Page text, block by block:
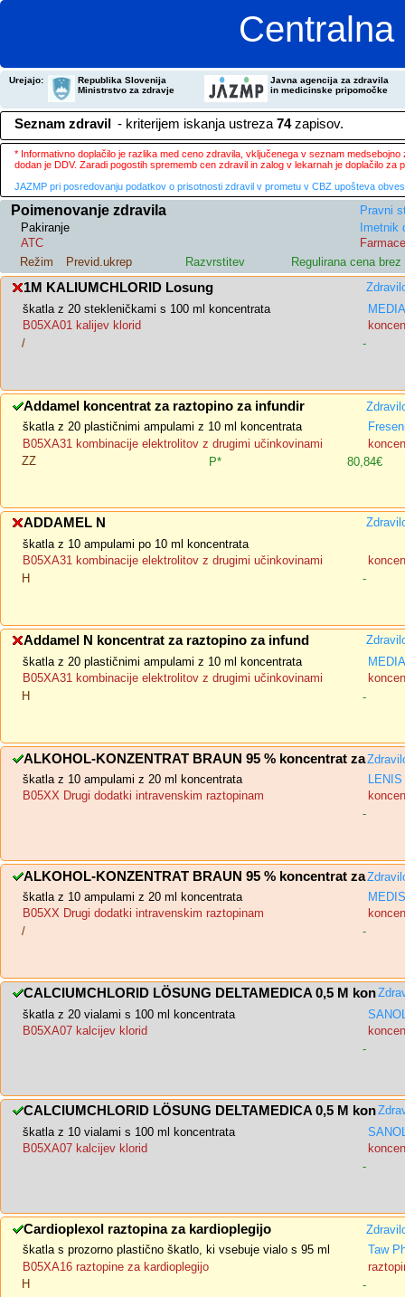
Urejajo:
Republika Slovenija
Ministrstvo za zdravje
Javna agencija za zdravila
in medicinske pripomočke
Seznam zdravil - kriterijem iskanja ustreza 74zapisov.
* Informativno doplačilo je razlika med ceno zdravila, vključenega v seznam
dodan je DDV. Zaradi pogostih sprememb cen zdravil in zalog v lekarnah je doplačilo
JAZMP pri posredovanju podatkov o prisotnosti zdravil v prometu v CBZ upošteva
Poimenovanje zdravila
Pravni
Pakiranje
Imetnik
ATC
Režim
Previd.ukrep Razvrstitev Regulirana cena brez
1M KALIUMCHLORID Losung
škatla z 20 stekleničkami s 100 ml koncentrata
B05XA01 kalijev klorid
/
-
Addamel koncentrat za raztopino za infundir
škatla z 20 plastičnimi ampulami z 10 ml koncentrata
B05XA31 kombinacije elektrolitov z drugimi učinkovinami
ZZ
P* 80,84€
ADDAMEL N
škatla z 10 ampulami po 10 ml koncentrata
B05XA31 kombinacije elektrolitov z drugimi učinkovinami
H
-
Addamel N koncentrat za raztopino za infund
škatla z 20 plastičnimi ampulami z 10 ml koncentrata
B05XA31 kombinacije elektrolitov z drugimi učinkovinami
H
-
ALKOHOL-KONZENTRAT BRAUN 95 % koncentrat za
škatla z 10 ampulami z 20 ml koncentrata
B05XX Drugi dodatki intravenskim raztopinam
-
ALKOHOL-KONZENTRAT BRAUN 95 % koncentrat za
škatla z 10 ampulami z 20 ml koncentrata
B05XX Drugi dodatki intravenskim raztopinam
/
-
CALCIUMCHLORID LÖSUNG DELTAMEDICA 0,5 M kon
škatla z 20 vialami s 100 ml koncentrata
B05XA07 kalcijev klorid
-
CALCIUMCHLORID LÖSUNG DELTAMEDICA 0,5 M kon
škatla z 10 vialami s 100 ml koncentrata
B05XA07 kalcijev klorid
-
Cardioplexol raztopina za kardioplegijo
škatla s prozorno plastično škatlo, ki vsebuje vialo s 95 ml
Taw
B05XA16 raztopine za kardioplegijo
H
-